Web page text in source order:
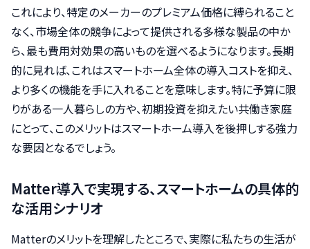
これにより、特定のメーカーのプレミアム価格に縛られること
なく、市場全体の競争によって提供される多様な製品の中か
ら、最も費用対効果の高いものを選べるようになります。長期
的に見れば、これはスマートホーム全体の導入コストを抑え、
より多くの機能を手に入れることを意味します。特に予算に限
りがある一人暮らしの方や、初期投資を抑えたい共働き家庭
にとって、このメリットはスマートホーム導入を後押しする強力
な要因となるでしょう。
Matter導入で実現する、スマートホームの具体的
な活用シナリオ
Matterのメリットを理解したところで、実際に私たちの生活が